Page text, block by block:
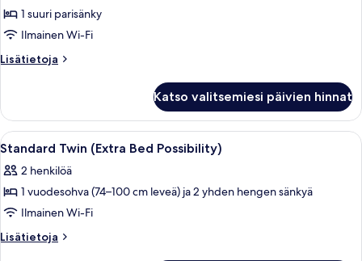
Standard
King
kuvat
1 suuri parisänky
Ilmainen Wi-Fi
Lisätietoja
Lisätietoja
Katso valitsemiesi päivien hinnat
Avaa
kaikki
huonetyypin
Standard
Twin
(Extra
Tallelokero huoneessa,
5
Standard Twin (Extra Bed Possibility)
2 henkilöä
1 vuodesohva (74–100 cm leveä) ja 2 yhden hengen sänkyä
Ilmainen Wi-Fi
Lisätietoja
Lisätietoja